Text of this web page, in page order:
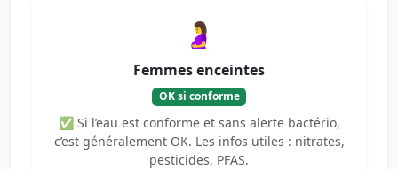
🤰
Femmes enceintes
OK si conforme
✅ Si l’eau est conforme et sans alerte bactério,
c’est généralement OK. Les infos utiles : nitrates,
pesticides, PFAS.